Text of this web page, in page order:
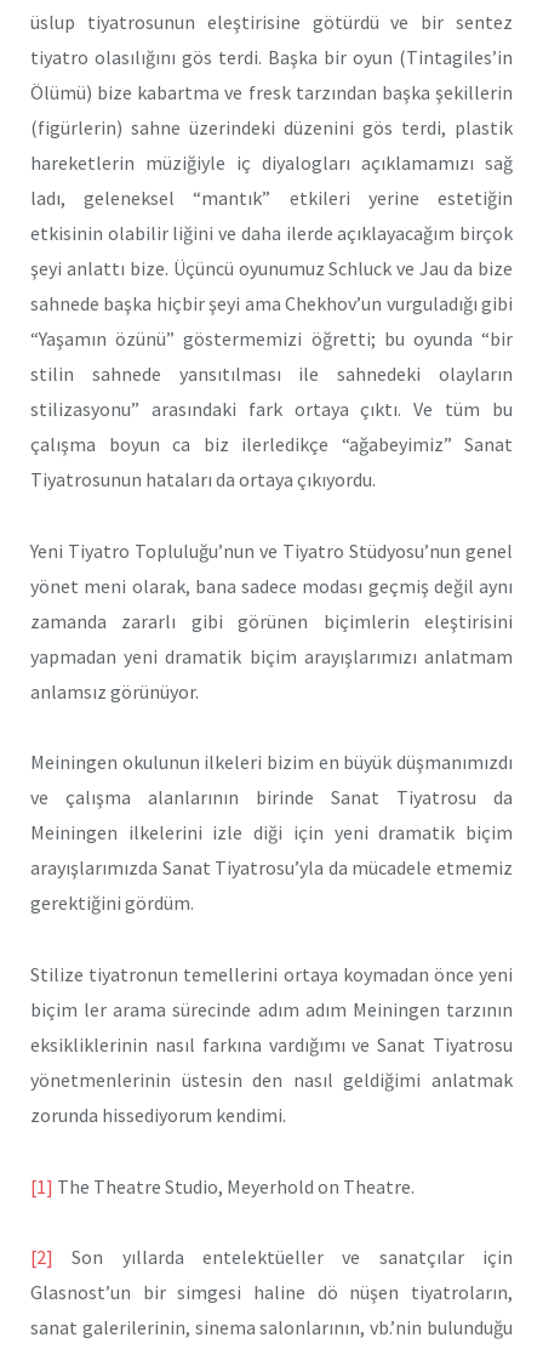
üslup tiyatrosunun eleştirisine götürdü ve bir sentez
tiyatro olasılığını gös terdi. Başka bir oyun (Tintagiles’in
Ölümü) bize kabartma ve fresk tarzından başka şekillerin
(figürlerin) sahne üzerindeki düzenini gös terdi, plastik
hareketlerin müziğiyle iç diyalogları açıklamamızı sağ
ladı, geleneksel “mantık” etkileri yerine estetiğin
etkisinin olabilir liğini ve daha ilerde açıklayacağım birçok
şeyi anlattı bize. Üçüncü oyunumuz Schluck ve Jau da bize
sahnede başka hiçbir şeyi ama Chekhov’un vurguladığı gibi
“Yaşamın özünü” göstermemizi öğretti; bu oyunda “bir
stilin sahnede yansıtılması ile sahnedeki olayların
stilizasyonu” arasındaki fark ortaya çıktı. Ve tüm bu
çalışma boyun ca biz ilerledikçe “ağabeyimiz” Sanat
Tiyatrosunun hataları da ortaya çıkıyordu.
Yeni Tiyatro Topluluğu’nun ve Tiyatro Stüdyosu’nun genel
yönet meni olarak, bana sadece modası geçmiş değil aynı
zamanda zararlı gibi görünen biçimlerin eleştirisini
yapmadan yeni dramatik biçim arayışlarımızı anlatmam
anlamsız görünüyor.
Meiningen okulunun ilkeleri bizim en büyük düşmanımızdı
ve çalışma alanlarının birinde Sanat Tiyatrosu da
Meiningen ilkelerini izle diği için yeni dramatik biçim
arayışlarımızda Sanat Tiyatrosu’yla da mücadele etmemiz
gerektiğini gördüm.
Stilize tiyatronun temellerini ortaya koymadan önce yeni
biçim ler arama sürecinde adım adım Meiningen tarzının
eksikliklerinin nasıl farkına vardığımı ve Sanat Tiyatrosu
yönetmenlerinin üstesin den nasıl geldiğimi anlatmak
zorunda hissediyorum kendimi.
[1] The Theatre Studio, Meyerhold on Theatre.
[2] Son yıllarda entelektüeller ve sanatçılar için
Glasnost’un bir simgesi haline dö nüşen tiyatroların,
sanat galerilerinin, sinema salonlarının, vb.’nin bulunduğu